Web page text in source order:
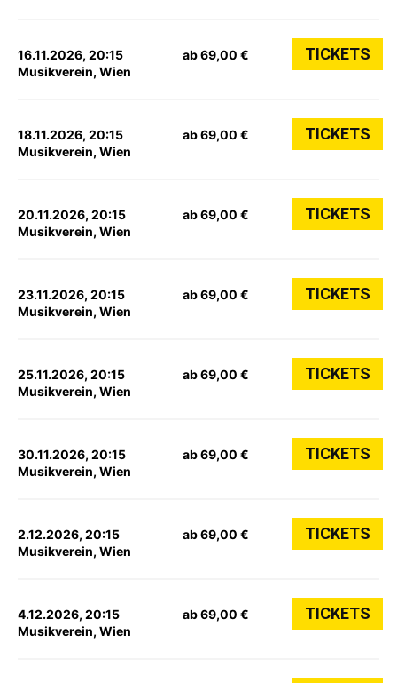
16.11.2026, 20:15
Musikverein, Wien
ab 69,00 € TICKETS
18.11.2026, 20:15
Musikverein, Wien
ab 69,00 € TICKETS
20.11.2026, 20:15
Musikverein, Wien
ab 69,00 € TICKETS
23.11.2026, 20:15
Musikverein, Wien
ab 69,00 € TICKETS
25.11.2026, 20:15
Musikverein, Wien
ab 69,00 € TICKETS
30.11.2026, 20:15
Musikverein, Wien
ab 69,00 € TICKETS
2.12.2026, 20:15
Musikverein, Wien
ab 69,00 € TICKETS
4.12.2026, 20:15
Musikverein, Wien
ab 69,00 € TICKETS